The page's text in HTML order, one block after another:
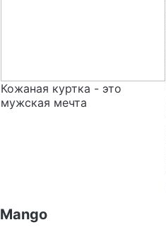
Кожаная куртка - это
мужская мечта
Mango